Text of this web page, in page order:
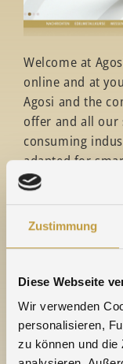
Zustimmung
Diese Webseite
Wir verwenden
personalisieren,
zu können und die
Welcome at
online and at
Agosi and the
offer and all our
consuming
adapted for
screen format
Agosi’s web
continually,
therefore we
For our French-
version of